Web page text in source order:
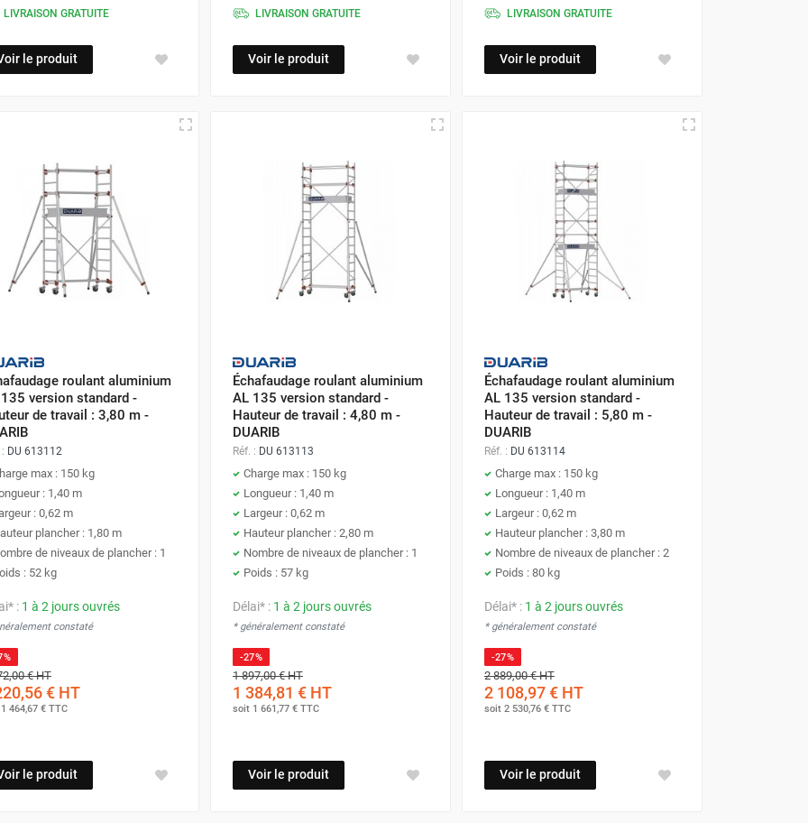
LIVRAISON GRATUITE
le produit
LIVRAISON GRATUITE
Voir le produit
LIVRAISON GRATUITE
Voir le produit
roulant aluminium
version standard -
de travail : 3,80 m -
DU 613112
max : 150 kg
: 1,40 m
: 0,62 m
plancher : 1,80 m
de niveaux de plancher : 1
: 52 kg
: 1 à 2 jours ouvrés
constaté
€HT
€ HT
1 464,67 € TTC
le produit
Échafaudage roulant aluminium
AL 135 version standard -
Hauteur de travail : 4,80 m -
DUARIB
Réf. : DU 613113
Charge max : 150 kg
Longueur : 1,40 m
Largeur : 0,62 m
Hauteur plancher : 2,80 m
Nombre de niveaux de plancher : 1
Poids : 57 kg
Délai* : 1 à 2 jours ouvrés
* généralement constaté
-27%
1 897,00 €HT
1 384,81 €HT
soit 1 661,77 €TTC
Voir le produit
Échafaudage roulant aluminium
AL 135 version standard -
Hauteur de travail : 5,80 m -
DUARIB
Réf. : DU 613114
Charge max : 150 kg
Longueur : 1,40 m
Largeur : 0,62 m
Hauteur plancher : 3,80 m
Nombre de niveaux de plancher : 2
Poids : 80 kg
Délai* : 1 à 2 jours ouvrés
* généralement constaté
-27%
2 889,00 €HT
2 108,97 €HT
soit 2 530,76 €TTC
Voir le produit